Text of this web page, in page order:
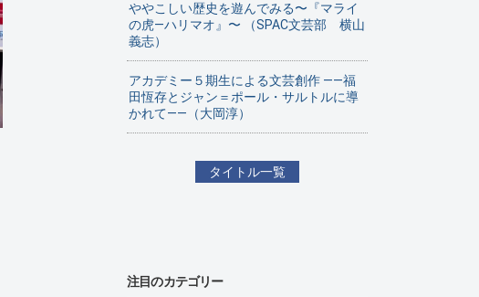
ややこしい歴史を遊んでみる〜『マライ
の虎—ハリマオ』〜 （SPAC文芸部 横山
義志）
アカデミー５期生による文芸創作 ——福
田恆存とジャン＝ポール・サルトルに導
かれて——（大岡淳）
タイトル一覧
注目のカテゴリー